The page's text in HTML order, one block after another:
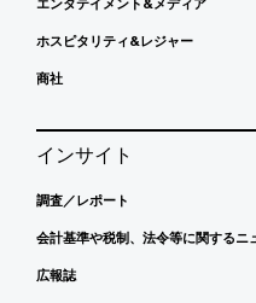
ホスピタリティ&レジャー
商社
インサイト
調査／レポート
会計基準や税制、法令等に関するニ
広報誌